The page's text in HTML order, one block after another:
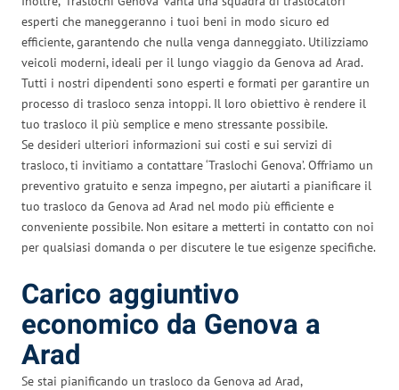
esperti che maneggeranno i tuoi beni in modo sicuro ed
efficiente, garantendo che nulla venga danneggiato. Utilizziamo
veicoli moderni, ideali per il lungo viaggio da Genova ad Arad.
Tutti i nostri dipendenti sono esperti e formati per garantire un
processo di trasloco senza intoppi. Il loro obiettivo è rendere il
tuo trasloco il più semplice e meno stressante possibile.
Se desideri ulteriori informazioni sui costi e sui servizi di
trasloco, ti invitiamo a contattare ‘Traslochi Genova’. Offriamo un
preventivo gratuito e senza impegno, per aiutarti a pianificare il
tuo trasloco da Genova ad Arad nel modo più efficiente e
conveniente possibile. Non esitare a metterti in contatto con noi
per qualsiasi domanda o per discutere le tue esigenze specifiche.
Carico aggiuntivo
economico da Genova a
Arad
Se stai pianificando un trasloco da Genova ad Arad,